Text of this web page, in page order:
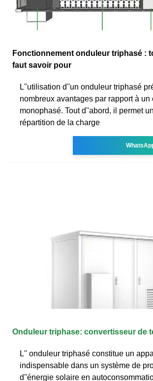
Fonctionnement onduleur triphasé :
faut savoir pour
L''utilisation d''un onduleur triphasé
nombreux avantages par rapport à un
monophasé. Tout d''abord, il permet
répartition de la charge
Onduleur triphase: convertisseur de
L'' onduleur triphasé constitue un
indispensable dans un système de
d''énergie solaire en